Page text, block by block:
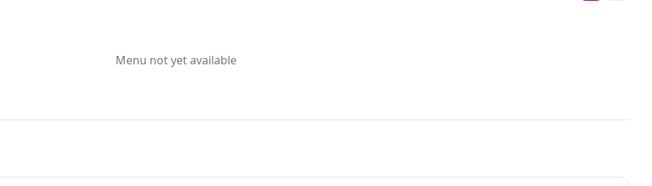
Menu not yet available